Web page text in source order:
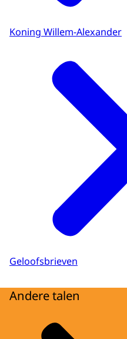
Koning Willem-Alexander
Geloofsbrieven
Andere talen